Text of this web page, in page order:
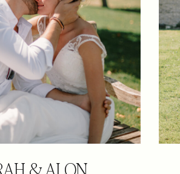
& ALON